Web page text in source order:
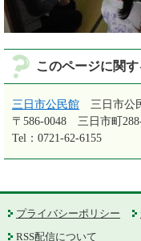
このページに関
三日市公民館
三日市公
〒586-0048
三日市町
Tel：0721-62-6155
プライバシーポリシー
RSS配信について